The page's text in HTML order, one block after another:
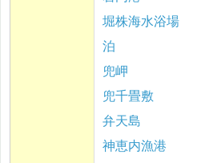
堀株海水浴場
泊
兜岬
兜千畳敷
弁天島
神恵内漁港